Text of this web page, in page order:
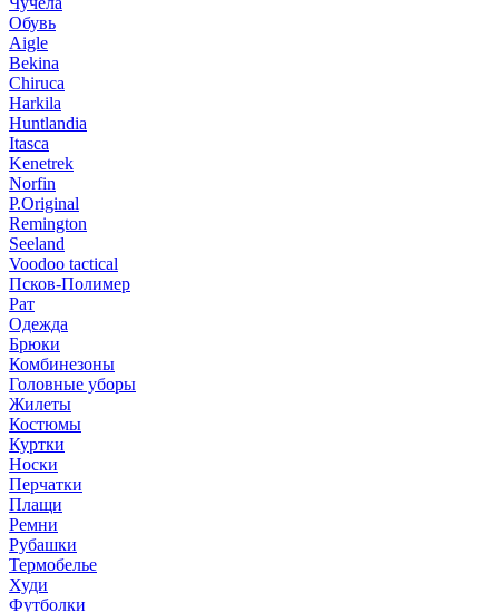
Обувь
Aigle
Bekina
Chiruсa
Harkila
Huntlandia
Itasca
Kenetrek
Norfin
P.Original
Remington
Seeland
Voodoo tactical
Псков-Полимер
Рат
Одежда
Брюки
Комбинезоны
Головные уборы
Жилеты
Костюмы
Куртки
Носки
Перчатки
Плащи
Ремни
Рубашки
Термобелье
Худи
Футболки